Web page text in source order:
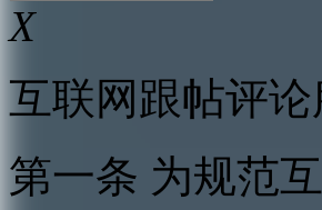
X
互联网跟帖评
第一条 为规范